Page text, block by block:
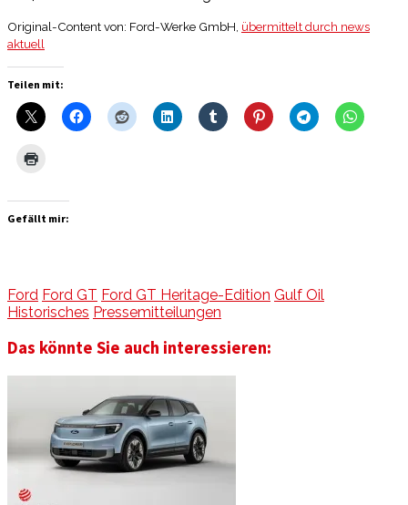
Original-Content von: Ford-Werke GmbH, übermittelt durch news
aktuell
Teilen mit:
Gefällt mir:
Ford Ford GT Ford GT Heritage-Edition Gulf Oil
Historisches Pressemitteilungen
Das könnte Sie auch interessieren: